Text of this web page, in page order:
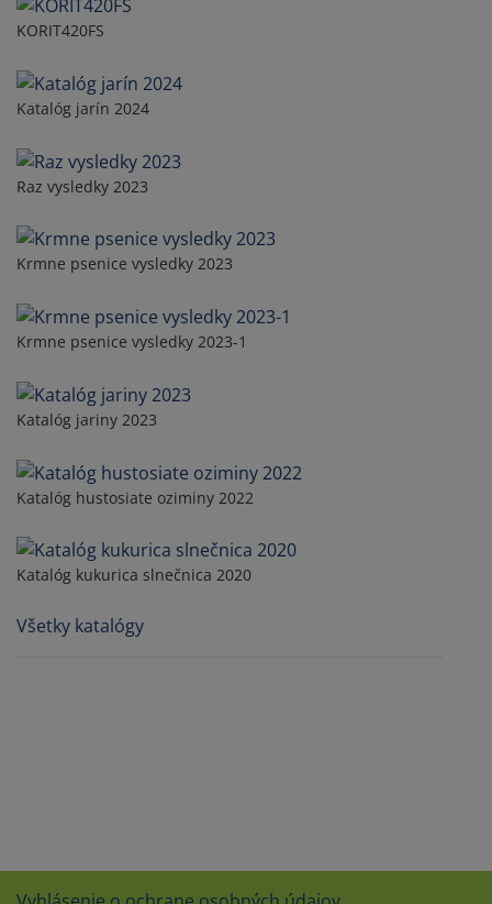
KORIT420FS
Katalóg jarín 2024
Raz vysledky 2023
Krmne psenice vysledky 2023
Krmne psenice vysledky 2023-1
Katalóg jariny 2023
Katalóg hustosiate oziminy 2022
Katalóg kukurica slnečnica 2020
Všetky katalógy